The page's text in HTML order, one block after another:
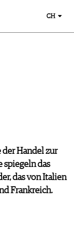
CH
der Handel zur
spiegeln das
das von Italien
Frankreich.